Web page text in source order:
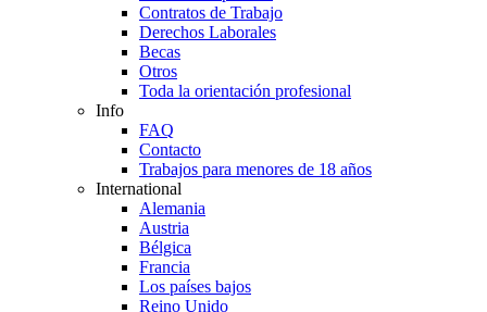
Contratos de Trabajo
Derechos Laborales
Becas
Otros
Toda la orientación profesional
Info
FAQ
Contacto
Trabajos para menores de 18 años
International
Alemania
Austria
Bélgica
Francia
Los países bajos
Reino Unido